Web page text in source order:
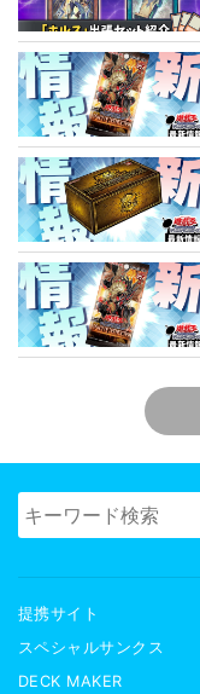
提携サイト
スペシャルサンクス
DECK MAKER